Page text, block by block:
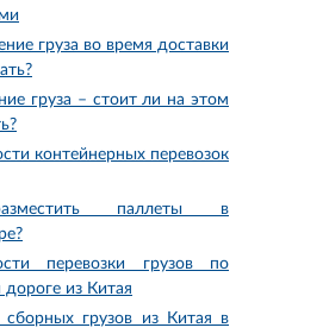
груза во время доставки
груза – стоит ли на этом
контейнерных перевозок
паллеты в
перевозки грузов по
из Китая
сборных грузов из Китая в